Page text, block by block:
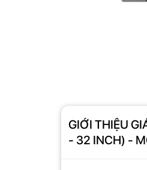
GIỚI THIỆU
- 32 INCH) -